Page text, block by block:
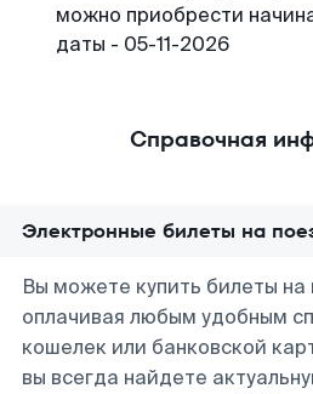
можно приобрести
даты - 05-11-2026
Справочная
Электронные билеты на
Вы можете купить билеты на
оплачивая любым удобным
кошелек или банковской
вы всегда найдете